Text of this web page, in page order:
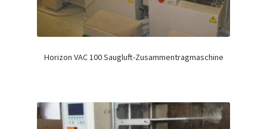
Horizon VAC 100 Saugluft-Zusammentragmaschine